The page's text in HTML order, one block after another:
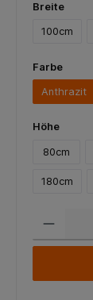
Breite
100cm
Farbe
Anthrazit
Höhe
80cm
180cm